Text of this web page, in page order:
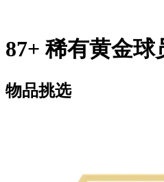
87+ 稀有黄金球
物品挑选